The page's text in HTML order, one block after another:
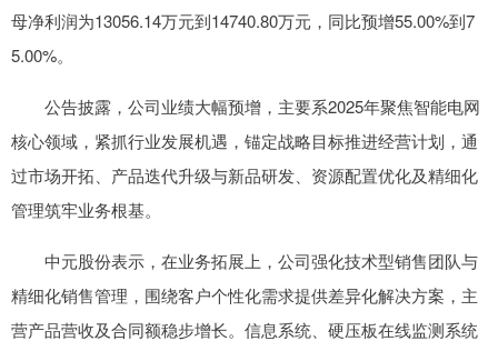
母净利润为13056.14万元到14740.80万元，同比预增55.00%到7
5.00%。
公告披露，公司业绩大幅预增，主要系2025年聚焦智能电网
核心领域，紧抓行业发展机遇，锚定战略目标推进经营计划，通
过市场开拓、产品迭代升级与新品研发、资源配置优化及精细化
管理筑牢业务根基。
中元股份表示，在业务拓展上，公司强化技术型销售团队与
精细化销售管理，围绕客户个性化需求提供差异化解决方案，主
营产品营收及合同额稳步增长。信息系统、硬压板在线监测系统